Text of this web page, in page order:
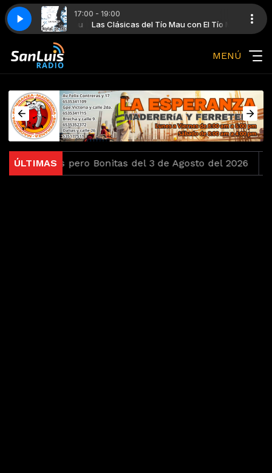
17:00 - 19:00
con El Tío Mau Las Clásicas del Tío Mau con El Tío Mau
Jarabe de Palo - La Flaca
MENÚ
ÚLTIMAS
Viejitas pero Bonitas del 3 de Agosto del 2026